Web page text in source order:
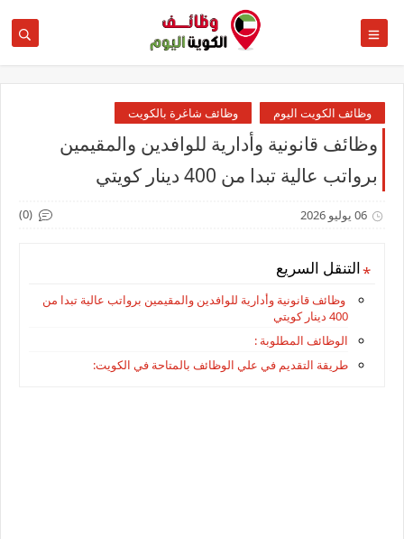
وظائف الكويت اليوم وظائف شاغرة بالكويت
وظائف قانونية وأدارية للوافدين والمقيمين
برواتب عالية تبدا من 400 دينار كويتي
06 يوليو 2026 (0)
التنقل السريع
وظائف قانونية وأدارية للوافدين والمقيمين برواتب عالية تبدا من
400 دينار كويتي
الوظائف المطلوبة :
طريقة التقديم في علي الوظائف بالمتاحة في الكويت: